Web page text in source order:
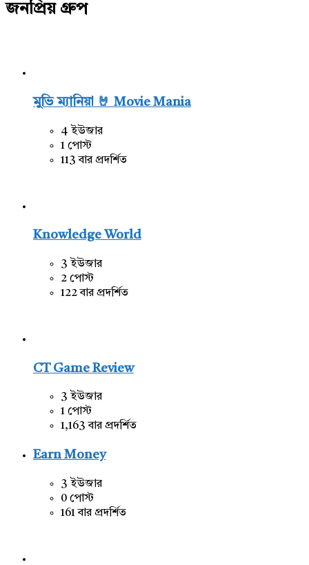
জনপ্রিয় গ্রুপ
মুভি ম্যানিয়া 🤘 Movie Mania
4 ইউজার
1 পোস্ট
113 বার প্রদর্শিত
Knowledge World
3 ইউজার
2 পোস্ট
122 বার প্রদর্শিত
CT Game Review
3 ইউজার
1 পোস্ট
1,163 বার প্রদর্শিত
Earn Money
3 ইউজার
0 পোস্ট
161 বার প্রদর্শিত